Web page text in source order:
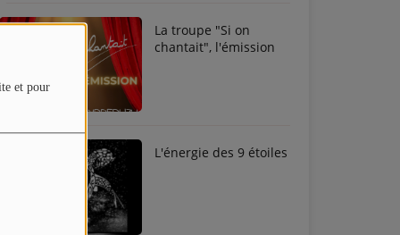
et pour
La troupe "Si on
chantait", l'émission
L'énergie des 9 étoiles